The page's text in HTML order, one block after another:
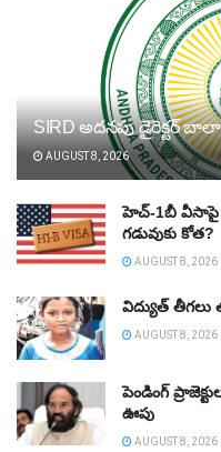
SIRD అదనపు డైరెక్టర్‌
AUGUST 8, 2026
హెచ్‌-1బీ వీసాపై
గడువుకు కోత?
AUGUST 8, 2026
విద్యుత్‌
AUGUST 8, 2026
పెండింగ్‌
ఊపు
AUGUST 8, 2026